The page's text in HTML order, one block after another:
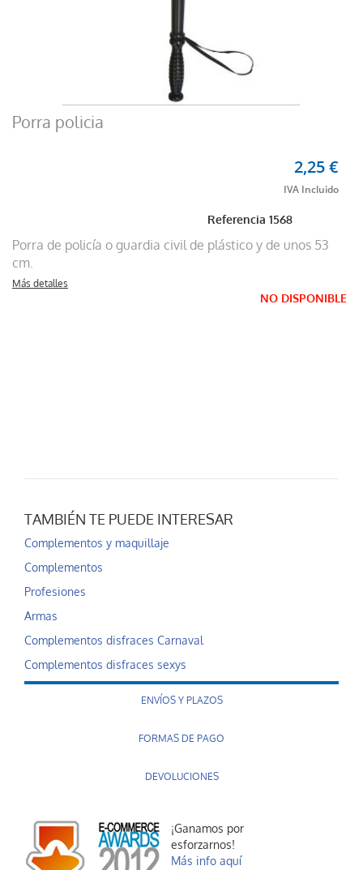
Porra policia
Referencia1568
2,25 €
Porra de policía o guardia civil de plástico y de unos 53
cm.
Más detalles
NO DISPONIBLE
TAMBIÉN TE PUEDE INTERESAR
Complementos y maquillaje
Complementos
Profesiones
Armas
Complementos disfraces Carnaval
Complementos disfraces sexys
ENVÍOS Y PLAZOS
FORMAS DE PAGO
DEVOLUCIONES
¡Ganamos por
esforzarnos!
Más info aquí